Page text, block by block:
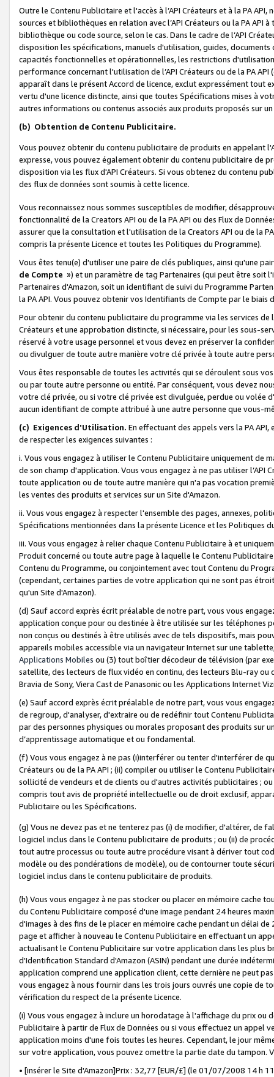
Outre le Contenu Publicitaire et l'accès à l’API Créateurs et à la PA
sources et bibliothèques en relation avec l’API Créateurs ou la PA
bibliothèque ou code source, selon le cas. Dans le cadre de l’API
disposition les spécifications, manuels d'utilisation, guides,
capacités fonctionnelles et opérationnelles, les restrictions
performance concernant l'utilisation de l’API Créateurs ou de la PA
apparaît dans le présent Accord de licence, exclut expressément tout
vertu d'une licence distincte, ainsi que toutes Spécifications mises à
autres informations ou contenus associés aux produits proposés sur
(b) Obtention de Contenu Publicitaire.
Vous pouvez obtenir du contenu publicitaire de produits en appelant
expresse, vous pouvez également obtenir du contenu publicitaire de
disposition via les flux d'API Créateurs. Si vous obtenez du contenu
des flux de données sont soumis à cette licence.
Vous reconnaissez nous sommes susceptibles de modifier,
fonctionnalité de la Creators API ou de la PA API ou des Flux de
assurer que la consultation et l'utilisation de la Creators API ou de la
compris la présente Licence et toutes les Politiques du Programme).
Vous êtes tenu(e) d'utiliser une paire de clés publiques, ainsi qu'une
de Compte ») et un paramètre de tag Partenaires (qui peut être soit
Partenaires d'Amazon, soit un identifiant de suivi du Programme
la PA API. Vous pouvez obtenir vos Identifiants de Compte par le biais
Pour obtenir du contenu publicitaire du programme via les services
Créateurs et une approbation distincte, si nécessaire, pour les sous-
réservé à votre usage personnel et vous devez en préserver la
ou divulguer de toute autre manière votre clé privée à toute autre
Vous êtes responsable de toutes les activités qui se déroulent sous
ou par toute autre personne ou entité. Par conséquent, vous devez
votre clé privée, ou si votre clé privée est divulguée, perdue ou volée
aucun identifiant de compte attribué à une autre personne que vous-
(c) Exigences d'Utilisation. En effectuant des appels vers la PA
de respecter les exigences suivantes :
i. Vous vous engagez à utiliser le Contenu Publicitaire uniquement de
de son champ d'application. Vous vous engagez à ne pas utiliser l’API
toute application ou de toute autre manière qui n'a pas vocation
les ventes des produits et services sur un Site d'Amazon.
ii. Vous vous engagez à respecter l'ensemble des pages, annexes,
Spécifications mentionnées dans la présente Licence et les Politiques
iii. Vous vous engagez à relier chaque Contenu Publicitaire à et
Produit concerné ou toute autre page à laquelle le Contenu
Contenu du Programme, ou conjointement avec tout Contenu du
(cependant, certaines parties de votre application qui ne sont pas
qu'un Site d'Amazon).
(d) Sauf accord exprès écrit préalable de notre part, vous vous
application conçue pour ou destinée à être utilisée sur les téléphones
non conçus ou destinés à être utilisés avec de tels dispositifs, mais
appareils mobiles accessible via un navigateur Internet sur une
Applications Mobiles ou (3) tout boîtier décodeur de télévision (par
satellite, des lecteurs de flux vidéo en continu, des lecteurs Blu-ray
Bravia de Sony, Viera Cast de Panasonic ou les Applications Internet
(e) Sauf accord exprès écrit préalable de notre part, vous vous
de regroup, d'analyser, d'extraire ou de redéfinir tout Contenu
par des personnes physiques ou morales proposant des produits sur
d’apprentissage automatique et ou fondamental.
(f) Vous vous engagez à ne pas (i)interférer ou tenter d'interférer de
Créateurs ou de la PA API ; (ii) compiler ou utiliser le Contenu
sollicité de vendeurs et de clients ou d'autres activités publicitaires ;
compris tout avis de propriété intellectuelle ou de droit exclusif,
Publicitaire ou les Spécifications.
(g) Vous ne devez pas et ne tenterez pas (i) de modifier, d'altérer, de
logiciel inclus dans le Contenu publicitaire de produits ; ou (ii) de
tout autre processus ou toute autre procédure visant à dériver tout
modèle ou des pondérations de modèle), ou de contourner toute
logiciel inclus dans le contenu publicitaire de produits.
(h) Vous vous engagez à ne pas stocker ou placer en mémoire cache
du Contenu Publicitaire composé d'une image pendant 24 heures
d'images à des fins de le placer en mémoire cache pendant un délai
page et afficher à nouveau le Contenu Publicitaire en effectuant un
actualisant le Contenu Publicitaire sur votre application dans les plus
d'Identification Standard d'Amazon (ASIN) pendant une durée
application comprend une application client, cette dernière ne peut
vous engagez à nous fournir dans les trois jours ouvrés une copie de
vérification du respect de la présente Licence.
(i) Vous vous engagez à inclure un horodatage à l'affichage du prix
Publicitaire à partir de Flux de Données ou si vous effectuez un appel
application moins d'une fois toutes les heures. Cependant, le jour
sur votre application, vous pouvez omettre la partie date du tampon.
• [insérer le Site d'Amazon]Prix : 32,77 [EUR/£] (le 01/07/2008 14 h